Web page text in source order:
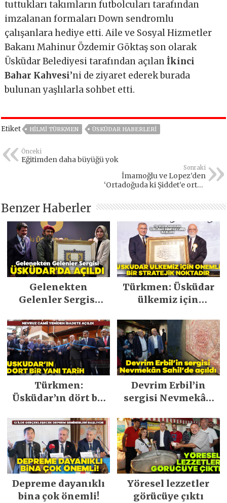
tuttukları takımların futbolcuları tarafından
imzalanan formaları Down sendromlu
çalışanlara hediye etti. Aile ve Sosyal Hizmetler
Bakanı Mahinur Özdemir Göktaş son olarak
Üsküdar Belediyesi tarafından açılanİkinci
Bahar Kahvesi’ni de ziyaret ederek burada
bulunan yaşlılarla sohbet etti.
Etiket HILMI TÜRKMEN ÜSKÜDAR HABERLERI
Önceki
Eğitimden daha büyüğü yok
Sonraki
İmamoğlu ve Lopez’den
‘Ortadoğuda ki Şiddet’e ortak
Benzer Haberler
Gelenekten
Gelenler Sergisi
Türkmen: Üsküdar
ülkemiz için
stratejik noktadır
Türkmen:
Üsküdar’ın dört bir
Devrim Erbil’in
sergisi Nevmekân
Depreme dayanıklı
bina çok önemli!
Yöresel lezzetler
görücüye çıktı